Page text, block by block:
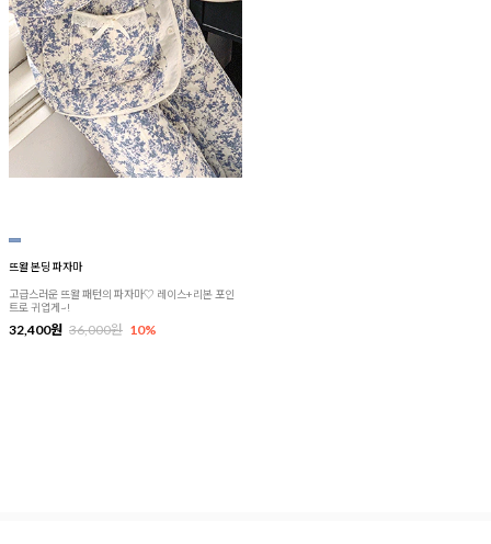
뜨왈 본딩 파자마
고급스러운 뜨왈 패턴의 파자마♡ 레이스+리본 포인
트로 귀엽게~!
32,400원 36,000원 10%